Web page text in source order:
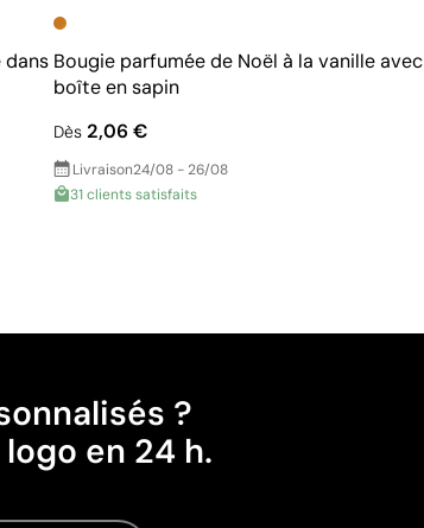
dans Bougie parfumée de Noël à la vanille avec
boîte en sapin
Dès2,06 €
Livraison24/08 - 26/08
31 clients satisfaits
?
en 24 h.